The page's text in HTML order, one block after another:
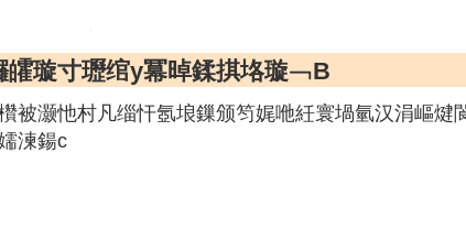
璇寸瓑绾у冪晫鍒掑垎璇﹁В
灏忚村凡缁忓氬埌鏁颁笉娓咃紝寰堝氫汉涓嶇煡
湅鍚с